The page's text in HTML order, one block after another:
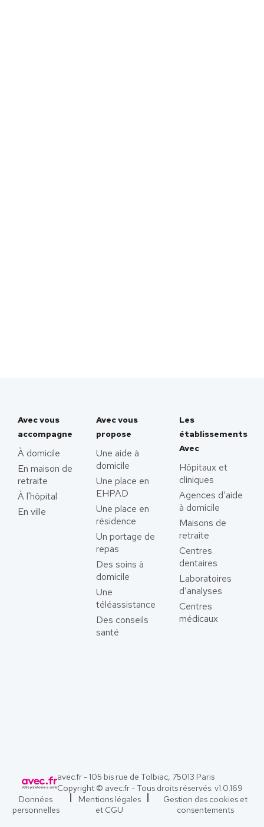
Avec vous
accompagne
À domicile
En maison de
retraite
À l'hôpital
En ville
Avec vous
propose
Une aide à
domicile
Une place en
EHPAD
Une place en
résidence
Un portage de
repas
Des soins à
domicile
Une
téléassistance
Des conseils
santé
Les
établissements
Avec
Hôpitaux et
cliniques
Agences d’aide
à domicile
Maisons de
retraite
Centres
dentaires
Laboratoires
d’analyses
Centres
médicaux
avec.fr - 105 bis rue de Tolbiac, 75013 Paris
Copyright © avec.fr - Tous droits réservés. v1.0.169
Données
personnelles
Mentions légales
et CGU
Gestion des cookies et
consentements